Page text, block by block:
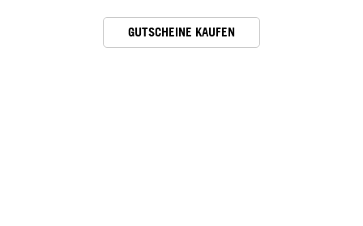
GUTSCHEINE KAUFEN